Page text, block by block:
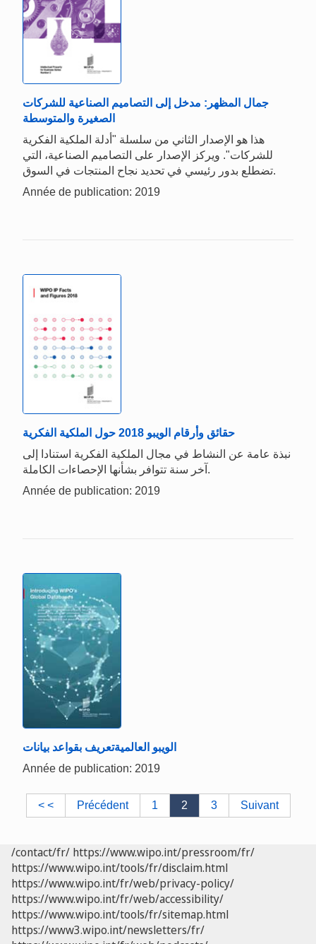
جمال المظهر: مدخل إلى التصاميم الصناعية للشركات
الصغيرة والمتوسطة
هذا هو الإصدار الثاني من سلسلة "أدلة الملكية الفكرية
للشركات". ويركز الإصدار على التصاميم الصناعية، التي
تضطلع بدور رئيسي في تحديد نجاح المنتجات في السوق.
Année de publication: 2019
حقائق وأرقام الويبو 2018 حول الملكية الفكرية
نبذة عامة عن النشاط في مجال الملكية الفكرية استنادا إلى
آخر سنة تتوافر بشأنها الإحصاءات الكاملة.
Année de publication: 2019
الويبو العالميةتعريف بقواعد بيانات
Année de publication: 2019
< < Précédent 1 2 3 Suivant
/contact/fr/ https://www.wipo.int/pressroom/fr/
https://www.wipo.int/tools/fr/disclaim.html
https://www.wipo.int/fr/web/privacy-policy/
https://www.wipo.int/fr/web/accessibility/
https://www.wipo.int/tools/fr/sitemap.html
https://www3.wipo.int/newsletters/fr/